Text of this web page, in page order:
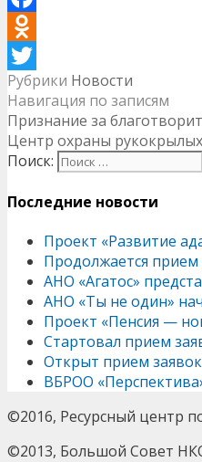
Facebook
Odnoklassniki
Twitter
Рубрики Новости
Навигация по записям
Признание за
Центр охраны
Поиск:
Последние новости
Проект «Развитие
Продолжается прием
АНО «Агатос»
АНО «Ты не один»
Проект «Пенсия —
Стартовал прием
Открыт прием
ВБРОО
©2016, Ресурсный центр
©2013, Большой Совет